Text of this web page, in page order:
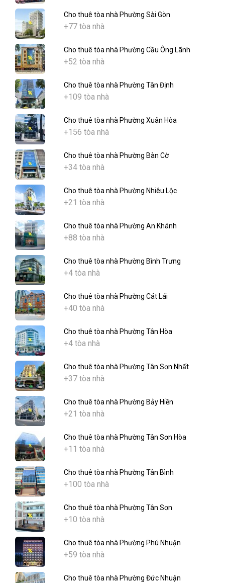
Cho thuê tòa nhà Phường Sài Gòn
+77 tòa nhà
Cho thuê tòa nhà Phường Cầu Ông Lãnh
+52 tòa nhà
Cho thuê tòa nhà Phường Tân Định
+109 tòa nhà
Cho thuê tòa nhà Phường Xuân Hòa
+156 tòa nhà
Cho thuê tòa nhà Phường Bàn Cờ
+34 tòa nhà
Cho thuê tòa nhà Phường Nhiêu Lộc
+21 tòa nhà
Cho thuê tòa nhà Phường An Khánh
+88 tòa nhà
Cho thuê tòa nhà Phường Bình Trưng
+4 tòa nhà
Cho thuê tòa nhà Phường Cát Lái
+40 tòa nhà
Cho thuê tòa nhà Phường Tân Hòa
+4 tòa nhà
Cho thuê tòa nhà Phường Tân Sơn Nhất
+37 tòa nhà
Cho thuê tòa nhà Phường Bảy Hiền
+21 tòa nhà
Cho thuê tòa nhà Phường Tân Sơn Hòa
+11 tòa nhà
Cho thuê tòa nhà Phường Tân Bình
+100 tòa nhà
Cho thuê tòa nhà Phường Tân Sơn
+10 tòa nhà
Cho thuê tòa nhà Phường Phú Nhuận
+59 tòa nhà
Cho thuê tòa nhà Phường Đức Nhuận